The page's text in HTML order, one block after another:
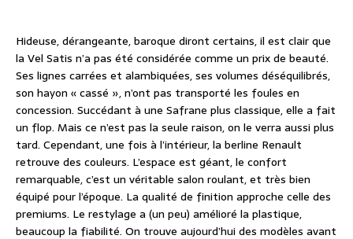
Hideuse, dérangeante, baroque diront certains, il est clair que
la Vel Satis n’a pas été considérée comme un prix de beauté.
Ses lignes carrées et alambiquées, ses volumes déséquilibrés,
son hayon « cassé », n’ont pas transporté les foules en
concession. Succédant à une Safrane plus classique, elle a fait
un flop. Mais ce n’est pas la seule raison, on le verra aussi plus
tard. Cependant, une fois à l’intérieur, la berline Renault
retrouve des couleurs. L’espace est géant, le confort
remarquable, c’est un véritable salon roulant, et très bien
équipé pour l’époque. La qualité de finition approche celle des
premiums. Le restylage a (un peu) amélioré la plastique,
beaucoup la fiabilité. On trouve aujourd’hui des modèles avant